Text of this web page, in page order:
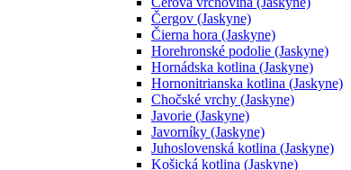
Čergov (Jaskyne)
Čierna hora (Jaskyne)
Horehronské podolie (Jaskyne)
Hornádska kotlina (Jaskyne)
Hornonitrianska kotlina (Jaskyne)
Chočské vrchy (Jaskyne)
Javorie (Jaskyne)
Javorníky (Jaskyne)
Juhoslovenská kotlina (Jaskyne)
Košická kotlina (Jaskyne)